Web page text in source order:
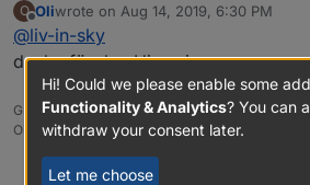
noch wichtig - im setting des
alo SamsungTV ist ok aber
würde nicht funktionieren -
O
Offline
Oliwrote on Aug 14, 2019, 6:30 PM
last edited by
@liv-in-sky
danke für den Hinweis
Gruß
Oliver
Hi! Could we please enable some
Functionality & Analytics? You can
withdraw your consent later.
Let me choose